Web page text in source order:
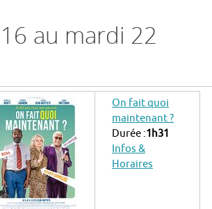
au mardi 22
On fait quoi
maintenant ?
Durée :1h31
Infos &
Horaires